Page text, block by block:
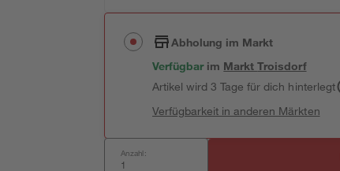
Abholung im Markt
Verfügbar im MarktTroisdorf
Artikel wird 3 Tage für dich hinterlegt
Verfügbarkeit in anderen Märkten
Anzahl: